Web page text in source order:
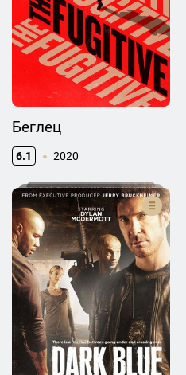
Беглец
6.1 2020